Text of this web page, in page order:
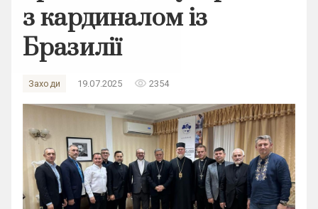
з кардиналом із
Бразилії
Заходи 19.07.2025 remove_red_eye 2354